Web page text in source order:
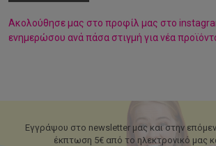
Aκολούθησε μας στο προφίλ μας στο
ενημερώσου ανά πάσα στιγμή για νέα
Εγγράψου στο newsletter μας και στην
έκπτωση 5€ από το ηλεκτρονικό μας